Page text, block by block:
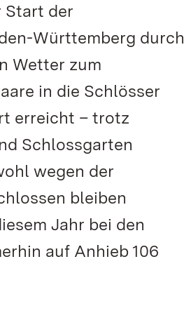
Start der
Württemberg durch
Wetter zum
in die Schlösser
erreicht – trotz
Schlossgarten
wegen der
bleiben
Jahr bei den
auf Anhieb 106